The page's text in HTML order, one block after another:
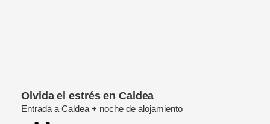
Olvida el estrés en Caldea
Entrada a Caldea + noche de alojamiento